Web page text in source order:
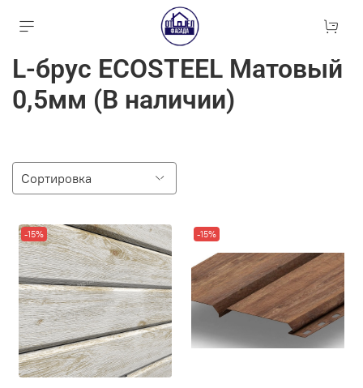
L-брус ECOSTEEL Матовый
0,5мм (В наличии)
-15% -15%